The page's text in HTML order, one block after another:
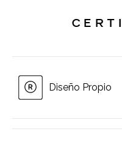
Diseño Propio